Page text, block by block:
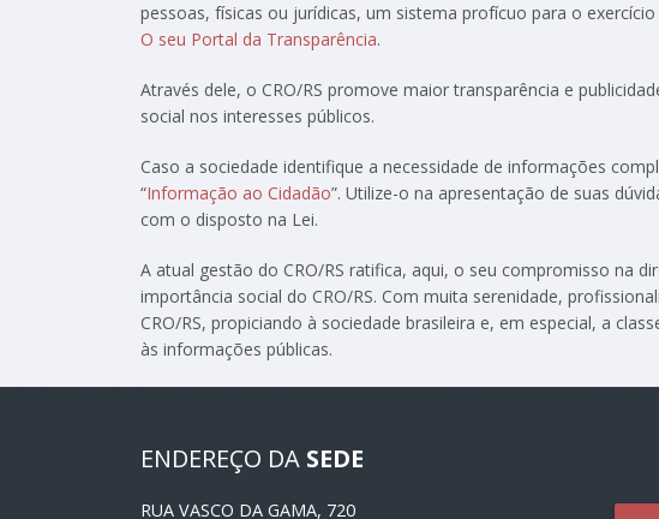
pessoas, físicas ou jurídicas, um sistema profícuo para o
O seu Portal da Transparência.
Através dele, o CRO/RS promove maior transparência e
social nos interesses públicos.
Caso a sociedade identifique a necessidade de informações
“Informação ao Cidadão”. Utilize-o na apresentação de suas
com o disposto na Lei.
A atual gestão do CRO/RS ratifica, aqui, o seu compromisso na
importância social do CRO/RS. Com muita serenidade,
CRO/RS, propiciando à sociedade brasileira e, em especial, a
às informações públicas.
ENDEREÇO DA SEDE
RUA VASCO DA GAMA, 720